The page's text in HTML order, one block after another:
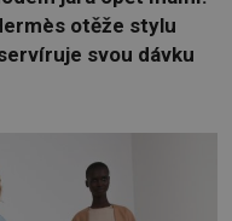
otěže stylu
svou dávku